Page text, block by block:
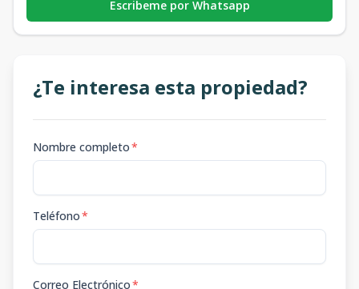
Escribeme por Whatsapp
¿Te interesa esta propiedad?
Nombre completo*
Teléfono*
Correo Electrónico*